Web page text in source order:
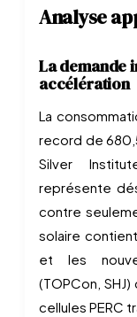
Analyse
La demande
accélération
La
record de
Silver
représente
contre
solaire
et les
(TOPCon,
cellules PERC